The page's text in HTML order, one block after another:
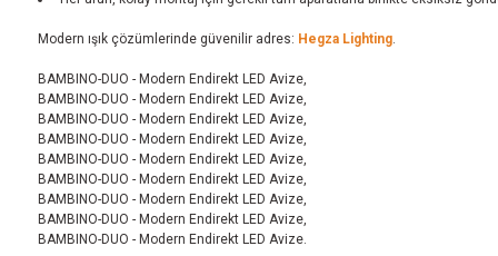
Modern ışık çözümlerinde güvenilir adres: Hegza Lighting.
BAMBINO-DUO - Modern Endirekt LED Avize,
BAMBINO-DUO - Modern Endirekt LED Avize,
BAMBINO-DUO - Modern Endirekt LED Avize,
BAMBINO-DUO - Modern Endirekt LED Avize,
BAMBINO-DUO - Modern Endirekt LED Avize,
BAMBINO-DUO - Modern Endirekt LED Avize,
BAMBINO-DUO - Modern Endirekt LED Avize,
BAMBINO-DUO - Modern Endirekt LED Avize,
BAMBINO-DUO - Modern Endirekt LED Avize.